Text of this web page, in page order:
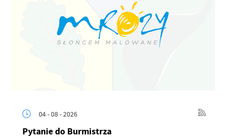
04 - 08 - 2026
Pytanie do Burmistrza